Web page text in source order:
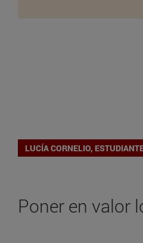
LUCÍA CORNELIO,
Poner en valor